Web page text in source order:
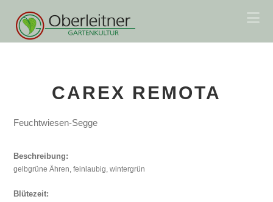
CAREX REMOTA
Feuchtwiesen-Segge
Beschreibung:
gelbgrüne Ähren, feinlaubig, wintergrün
Blütezeit: